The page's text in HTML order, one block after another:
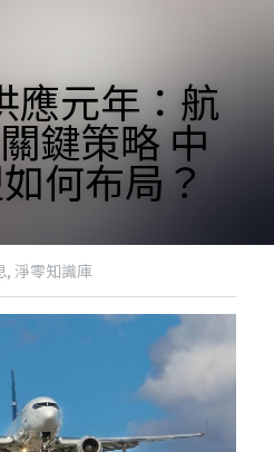
應元年：航
鍵策略 中
何布局？
, 淨零知識庫